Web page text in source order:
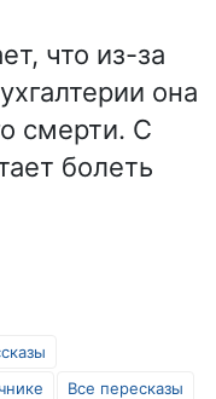
что из-за
она
смерти. С
болеть
Все пересказы